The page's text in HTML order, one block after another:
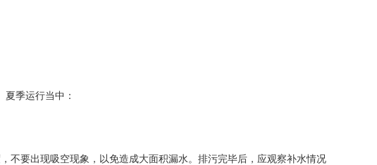
季运行当中：
不要出现吸空现象，以免造成大面积漏水。排污完毕后，应观察补水情况